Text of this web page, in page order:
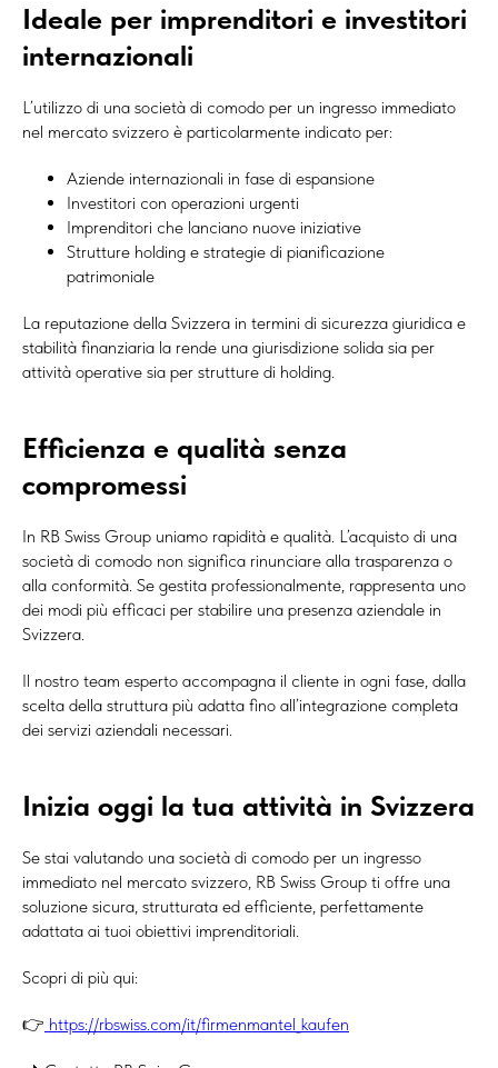
Ideale per imprenditori e investitori
internazionali
L’utilizzo di una società di comodo per un ingresso immediato
nel mercato svizzero è particolarmente indicato per:
Aziende internazionali in fase di espansione
Investitori con operazioni urgenti
Imprenditori che lanciano nuove iniziative
Strutture holding e strategie di pianificazione
patrimoniale
La reputazione della Svizzera in termini di sicurezza giuridica e
stabilità finanziaria la rende una giurisdizione solida sia per
attività operative sia per strutture di holding.
Efficienza e qualità senza
compromessi
In RB Swiss Group uniamo rapidità e qualità. L’acquisto di una
società di comodo non significa rinunciare alla trasparenza o
alla conformità. Se gestita professionalmente, rappresenta uno
dei modi più efficaci per stabilire una presenza aziendale in
Svizzera.
Il nostro team esperto accompagna il cliente in ogni fase, dalla
scelta della struttura più adatta fino all’integrazione completa
dei servizi aziendali necessari.
Inizia oggi la tua attività in Svizzera
Se stai valutando una società di comodo per un ingresso
immediato nel mercato svizzero, RB Swiss Group ti offre una
soluzione sicura, strutturata ed efficiente, perfettamente
adattata ai tuoi obiettivi imprenditoriali.
Scopri di più qui:
👉 https://rbswiss.com/it/firmenmantel_kaufen